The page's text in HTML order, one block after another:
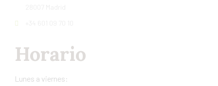
Horario
Lunes a viernes: